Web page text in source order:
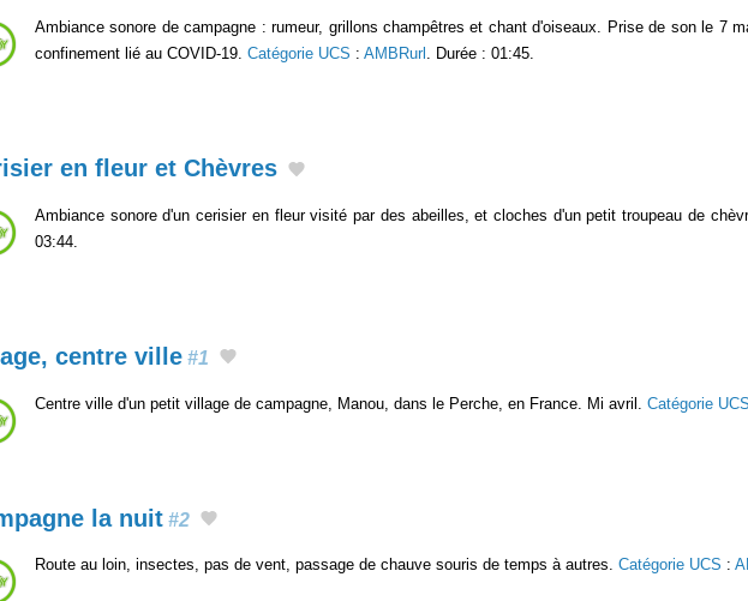
Ambiance sonore de campagne : rumeur, grillons champêtres et chant d'oiseaux. Prise de son le 7
confinement lié au COVID-19. Catégorie UCS : AMBRurl
. Durée : 01:45.
en fleur et Chèvres
Ambiance sonore d'un cerisier en fleur visité par des abeilles, et cloches d'un petit troupeau de
03:44.
centre ville #1
Centre ville d'un petit village de campagne, Manou, dans le Perche, en France. Mi avril. Catégorie UCS
la nuit #2
Route au loin, insectes, pas de vent, passage de chauve souris de temps à autres. Catégorie UCS :